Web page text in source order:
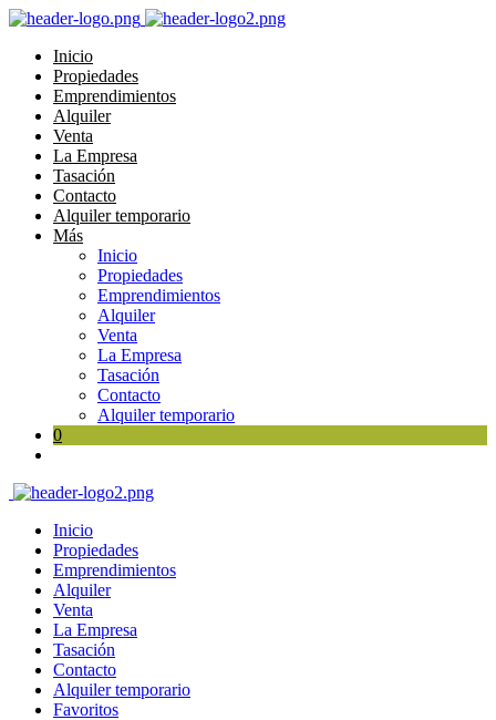
Inicio
Propiedades
Emprendimientos
Alquiler
Venta
La Empresa
Tasación
Contacto
Alquiler temporario
Más
Inicio
Propiedades
Emprendimientos
Alquiler
Venta
La Empresa
Tasación
Contacto
Alquiler temporario
0
Inicio
Propiedades
Emprendimientos
Alquiler
Venta
La Empresa
Tasación
Contacto
Alquiler temporario
Favoritos